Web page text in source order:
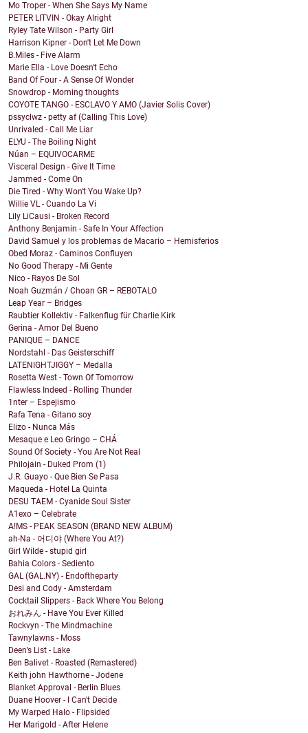
Mo Troper - When She Says My Name
PETER LITVIN - Okay Alright
Ryley Tate Wilson - Party Girl
Harrison Kipner - Don't Let Me Down
B.Miles - Five Alarm
Marie Ella - Love Doesn't Echo
Band Of Four - A Sense Of Wonder
Snowdrop - Morning thoughts
COYOTE TANGO - ESCLAVO Y AMO (Javier Solis Cover)
pssyclwz - petty af (Calling This Love)
Unrivaled - Call Me Liar
ELYU - The Boiling Night
Núan – EQUIVOCARME
Visceral Design - Give It Time
Jammed - Come On
Die Tired - Why Won't You Wake Up?
Willie VL - Cuando La Vi
Lily LiCausi - Broken Record
Anthony Benjamin - Safe In Your Affection
David Samuel y los problemas de Macario – Hemisferios
Obed Moraz - Caminos Confluyen
No Good Therapy - Mi Gente
Nico - Rayos De Sol
Noah Guzmán / Choan GR – REBOTALO
Leap Year – Bridges
Raubtier Kollektiv - Falkenflug für Charlie Kirk
Gerina - Amor Del Bueno
PANIQUE – DANCE
Nordstahl - Das Geisterschiff
LATENIGHTJIGGY – Medalla
Rosetta West - Town Of Tomorrow
Flawless Indeed - Rolling Thunder
1nter – Espejismo
Rafa Tena - Gitano soy
Elizo - Nunca Más
Mesaque e Leo Gringo – CHÁ
Sound Of Society - You Are Not Real
Philojain - Duked Prom (1)
J.R. Guayo - Que Bien Se Pasa
Maqueda - Hotel La Quinta
DESU TAEM - Cyanide Soul Sister
A1exo – Celebrate
A!MS - PEAK SEASON (BRAND NEW ALBUM)
ah-Na - 어디야 (Where You At?)
Girl Wilde - stupid girl
Bahia Colors - Sediento
GAL (GAL.NY) - Endoftheparty
Desi and Cody - Amsterdam
Cocktail Slippers - Back Where You Belong
おれみん - Have You Ever Killed
Rockvyn - The Mindmachine
Tawnylawns - Moss
Deen’s List - Lake
Ben Balivet - Roasted (Remastered)
Keith john Hawthorne - Jodene
Blanket Approval - Berlin Blues
Duane Hoover - I Can't Decide
My Warped Halo - Flipsided
Her Marigold - After Helene